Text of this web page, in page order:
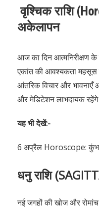
वृश्चिक राशि
अकेलापन
आज का दिन आत्मनिरीक्षण
एकांत की आवश्यकता महसूस
आंतरिक विचार और भावनाएँ
और मेडिटेशन लाभदायक
यह भी देखें:-
6 अप्रैल Horoscope: कुंभ
धनु राशि
नई जगहों की खोज और